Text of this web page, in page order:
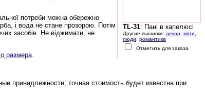
TL-31: Пані в капелюсі
Другие вышивки: декор квіти
люди
романтика
Отметить для заказа
потреби можна обережно
і вода не стане прозорою. Потім
засобів. Не віджимати, не
размера.
принадлежности; точная стоимость будет известна при